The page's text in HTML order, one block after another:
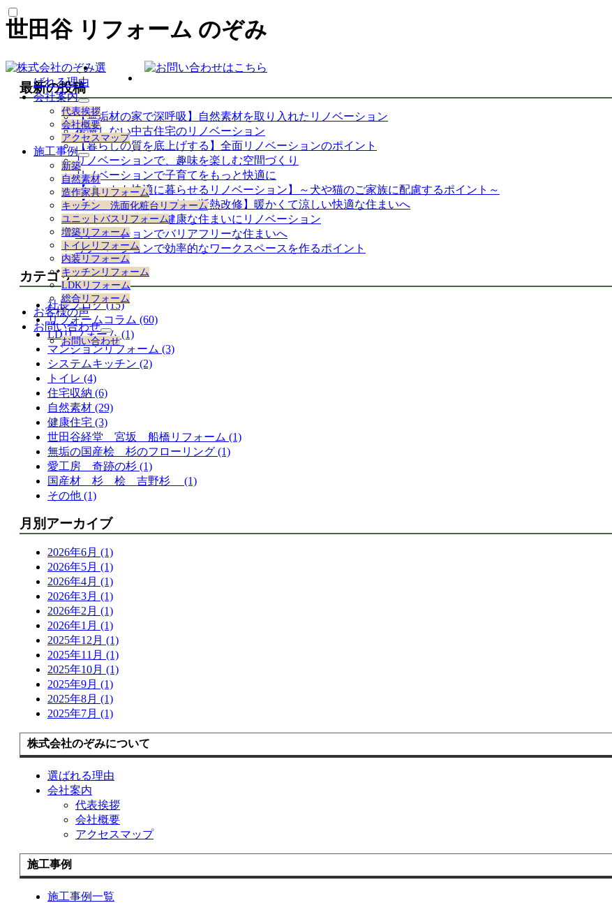
世田谷 リフォーム のぞみ
選
ばれる理由
会社案内
サ
ブ
メ
ニ
ュ
ー
を
展
開
代表挨拶
会社概要
アクセスマップ
施工事例
サ
ブ
メ
ニ
ュ
ー
を
展
開
新築
自然素材
造作家具リフォーム
キッチン 洗面化粧台リフォーム
ユニットバスリフォーム
増築リフォーム
トイレリフォーム
内装リフォーム
キッチンリフォーム
LDKリフォーム
総合リフォーム
お客様の声
お問い合わせ
サ
ブ
メ
ー
を
展
お問い合わせ
最新の投稿
【無垢材の家で深呼吸】自然素材を取り入れたリノベーション
後悔しない中古住宅のリノベーション
【暮らしの質を底上げする】全面リノベーションのポイント
リノベーションで、趣味を楽しむ空間づくり
リノベーションで子育てをもっと快適に
【ペットも快適に暮らせるリノベーション】～犬や猫のご家族に配慮するポイント～
【リノベーションの鍵は断熱改修】暖かくて涼しい快適な住まいへ
自然素材で快適で健康な住まいにリノベーション
リノベーションでバリアフリーな住まいへ
リノベーションで効率的なワークスペースを作るポイント
カテゴリー
社長ブログ (15)
リフォームコラム (60)
LDリフォーム (1)
マンションリフォーム (3)
システムキッチン (2)
トイレ (4)
住宅収納 (6)
自然素材 (29)
健康住宅 (3)
世田谷経堂 宮坂 船橋リフォーム (1)
無垢の国産桧 杉のフローリング (1)
愛工房 奇跡の杉 (1)
国産材 杉 桧 吉野杉 (1)
その他 (1)
月別アーカイブ
2026年6月 (1)
2026年5月 (1)
2026年4月 (1)
2026年3月 (1)
2026年2月 (1)
2026年1月 (1)
2025年12月 (1)
2025年11月 (1)
2025年10月 (1)
2025年9月 (1)
2025年8月 (1)
2025年7月 (1)
株式会社のぞみについて
選ばれる理由
会社案内
代表挨拶
会社概要
アクセスマップ
施工事例
施工事例一覧